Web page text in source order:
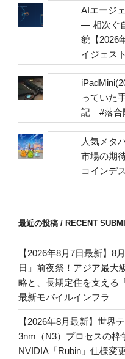
address
AIエージ
— 相次ぐ
貌【2026
イジェスト
っていた
記｜#落合
人気メタ
市場の期
コインデ
最近の投稿 / RECENT
【2026年8月7日最新】8
日」前夜祭！アジア最大
略と、長期定住を支える
最新モバイルインフラ
【2026年8月最新】世界
3nm（N3）プロセスの枠
NVIDIA「Rubin」仕様変